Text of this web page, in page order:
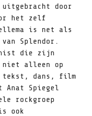
uitgebracht door
het zelf
is net als
Splendor.
die zijn
niet alleen op
tekst, dans, film
Anat Spiegel
rockgroep
ook